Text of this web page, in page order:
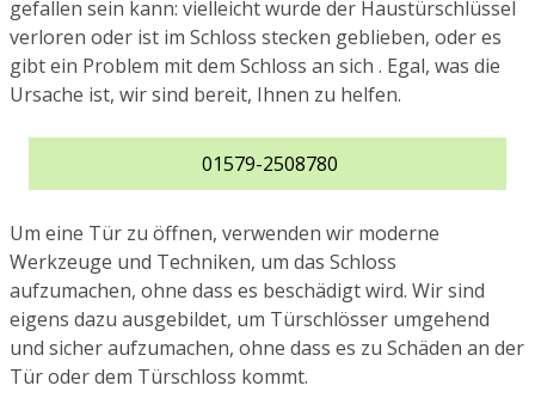
gefallen sein kann: vielleicht wurde der Haustürschlüssel
verloren oder ist im Schloss stecken geblieben, oder es
gibt ein Problem mit dem Schloss an sich . Egal, was die
Ursache ist, wir sind bereit, Ihnen zu helfen.
01579-2508780
Um eine Tür zu öffnen, verwenden wir moderne
Werkzeuge und Techniken, um das Schloss
aufzumachen, ohne dass es beschädigt wird. Wir sind
eigens dazu ausgebildet, um Türschlösser umgehend
und sicher aufzumachen, ohne dass es zu Schäden an der
Tür oder dem Türschloss kommt.